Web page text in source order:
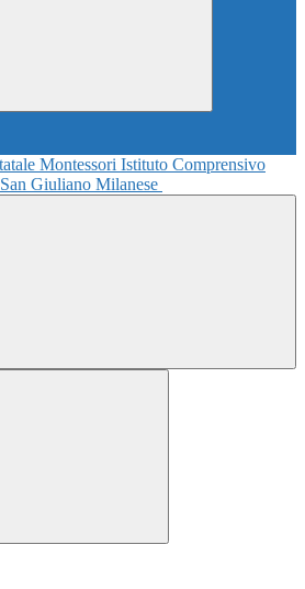
Istituto Comprensivo
San Giuliano Milanese